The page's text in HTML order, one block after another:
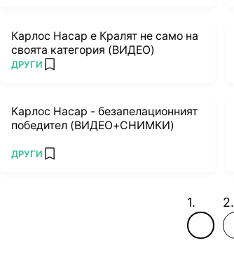
Карлос Насар е Кралят не само на
своята категория (ВИДЕО)
ПОВЕЧЕ ОТ
ДРУГИ add favorites
Карлос Насар - безапелационният
победител (ВИДЕО+СНИМКИ)
ПОВЕЧЕ ОТ
ДРУГИ add favorites